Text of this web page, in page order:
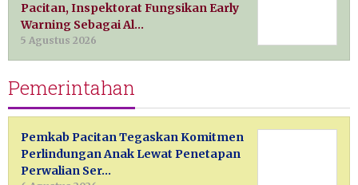
Pacitan, Inspektorat Fungsikan Early
Warning Sebagai Al…
5 Agustus 2026
Pemerintahan
Pemkab Pacitan Tegaskan Komitmen
Perlindungan Anak Lewat Penetapan
Perwalian Ser…